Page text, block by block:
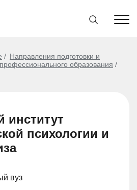
Направления подготовки и
образования
институт
психологии и
вуз